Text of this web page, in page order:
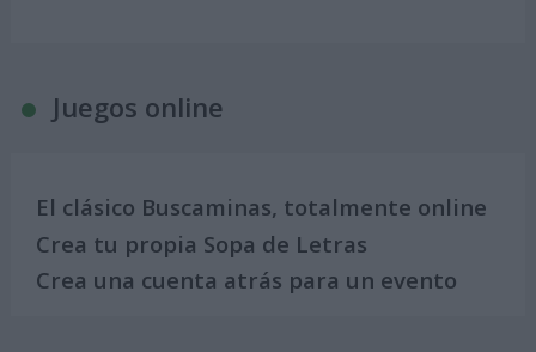
Juegos online
El clásico Buscaminas, totalmente online
Crea tu propia Sopa de Letras
Crea una cuenta atrás para un evento